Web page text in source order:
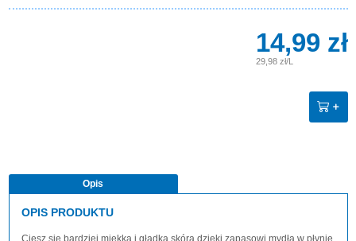
14,99 zł
29,98 zł/L
Opis
OPIS PRODUKTU
Ciesz się bardziej miękką i gładką skórą dzięki zapasowi mydła w płynie